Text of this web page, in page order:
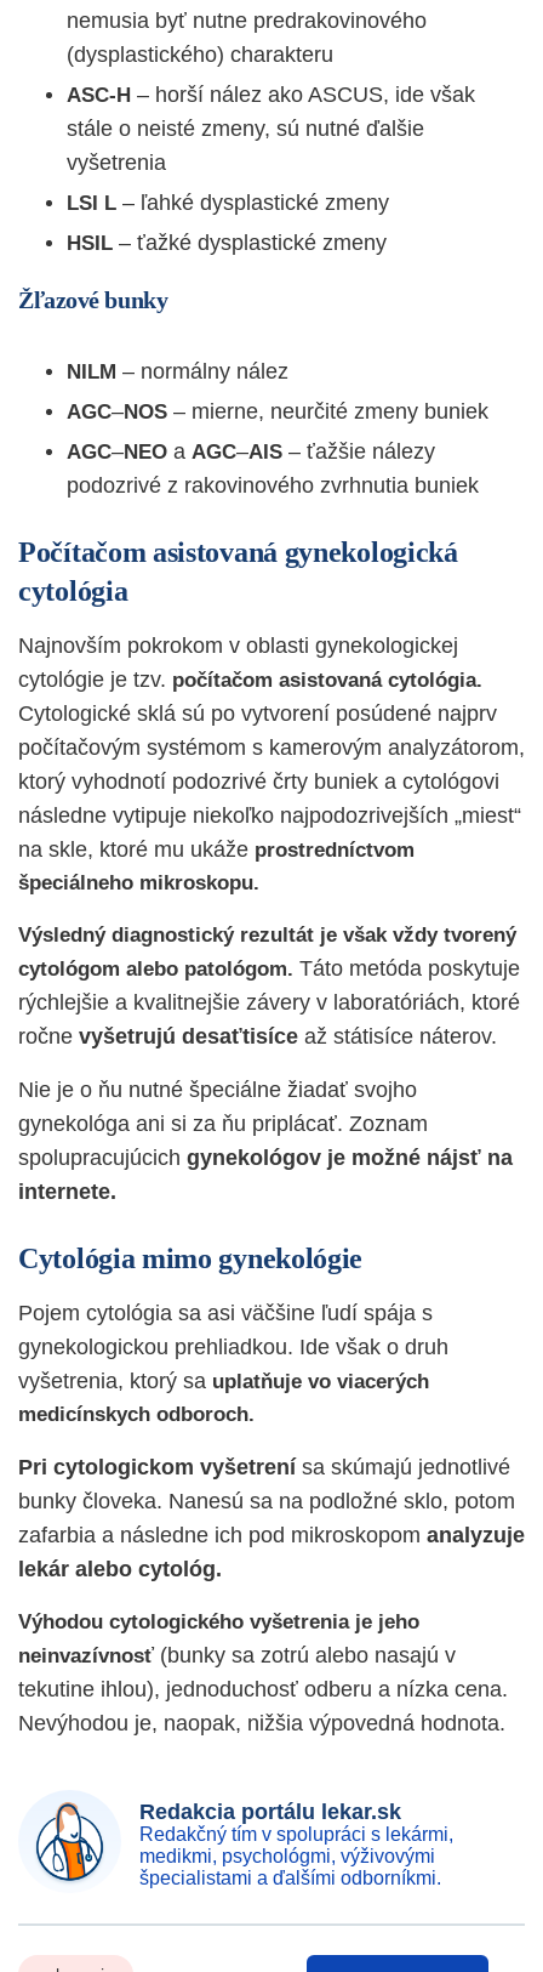
nemusia byť nutne predrakovinového
(dysplastického) charakteru
ASC-H – horší nález ako ASCUS, ide však
stále o neisté zmeny, sú nutné ďalšie
vyšetrenia
LSI L – ľahké dysplastické zmeny
HSIL – ťažké dysplastické zmeny
Žľazové bunky
NILM – normálny nález
AGC–NOS – mierne, neurčité zmeny buniek
AGC–NEO a AGC–AIS – ťažšie nálezy
podozrivé z rakovinového zvrhnutia buniek
Počítačom asistovaná gynekologická
cytológia
Najnovším pokrokom v oblasti gynekologickej
cytológie je tzv. počítačom asistovaná cytológia.
Cytologické sklá sú po vytvorení posúdené najprv
počítačovým systémom s kamerovým analyzátorom,
ktorý vyhodnotí podozrivé črty buniek a cytológovi
následne vytipuje niekoľko najpodozrivejších „miest“
na skle, ktoré mu ukáže prostredníctvom
špeciálneho mikroskopu.
Výsledný diagnostický rezultát je však vždy tvorený
cytológom alebo patológom. Táto metóda poskytuje
rýchlejšie a kvalitnejšie závery v laboratóriách, ktoré
ročne vyšetrujú desaťtisíce až státisíce náterov.
Nie je o ňu nutné špeciálne žiadať svojho
gynekológa ani si za ňu priplácať. Zoznam
spolupracujúcich gynekológov je možné nájsť na
internete.
Cytológia mimo gynekológie
Pojem cytológia sa asi väčšine ľudí spája s
gynekologickou prehliadkou. Ide však o druh
vyšetrenia, ktorý sa uplatňuje vo viacerých
medicínskych odboroch.
Pri cytologickom vyšetrení sa skúmajú jednotlivé
bunky človeka. Nanesú sa na podložné sklo, potom
zafarbia a následne ich pod mikroskopom analyzuje
lekár alebo cytológ.
Výhodou cytologického vyšetrenia je jeho
neinvazívnosť(bunky sa zotrú alebo nasajú v
tekutine ihlou), jednoduchosť odberu a nízka cena.
Nevýhodou je, naopak, nižšia výpovedná hodnota.
Redakcia portálu lekar.sk
Redakčný tím v spolupráci s lekármi,
medikmi, psychológmi, výživovými
špecialistami a ďalšími odborníkmi.